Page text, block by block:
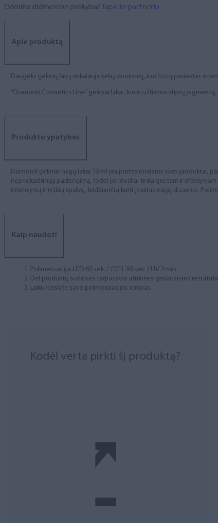
Domina didmeninė prekyba? Tapkite partneriu
Apie produktą
Daugelis gelinių lakų reikalauja kelių sluoksnių, kad būtų pasiektas
“Diamond Cosmetics Line” geliniai lakai, kurie užtikrina stiprų
Produkto ypatybės
Diamond geliniai nagų lakai 10 ml yra profesionalams skirti produktai,
nepriekaištingą padengimą, todėl jie idealiai tinka greitam ir
intensyvių ir ryškių spalvų, leidžiančių kurti įvairius nagų dizainus.
Kaip naudoti
Polimerizacija: LED 60 sek. / CCFL 90 sek. / UV 2 min.
Dėl produktų sudėties tarpusavio atitikties geriausiems
Laiku keiskite savo polimerizacijos lempas.
Kodėl verta pirkti šį produktą?